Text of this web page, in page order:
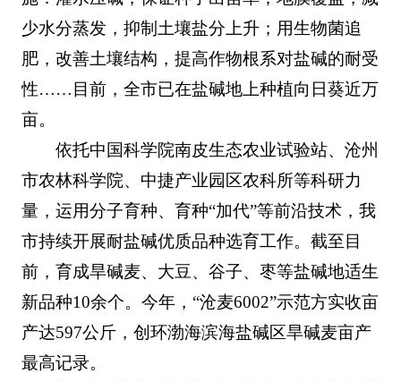
少水分蒸发，抑制土壤盐分上升；用生物菌追
肥，改善土壤结构，提高作物根系对盐碱的耐受
性……目前，全市已在盐碱地上种植向日葵近万
亩。
依托中国科学院南皮生态农业试验站、沧州
市农林科学院、中捷产业园区农科所等科研力
量，运用分子育种、育种“加代”等前沿技术，我
市持续开展耐盐碱优质品种选育工作。截至目
前，育成旱碱麦、大豆、谷子、枣等盐碱地适生
新品种10余个。今年，“沧麦6002”示范方实收亩
产达597公斤，创环渤海滨海盐碱区旱碱麦亩产
最高记录。